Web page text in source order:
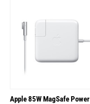
Apple 85W MagSafe Power